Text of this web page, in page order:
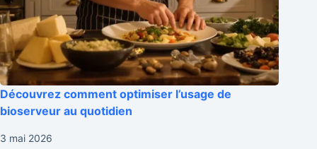
Découvrez comment optimiser l’usage de
bioserveur au quotidien
3 mai 2026